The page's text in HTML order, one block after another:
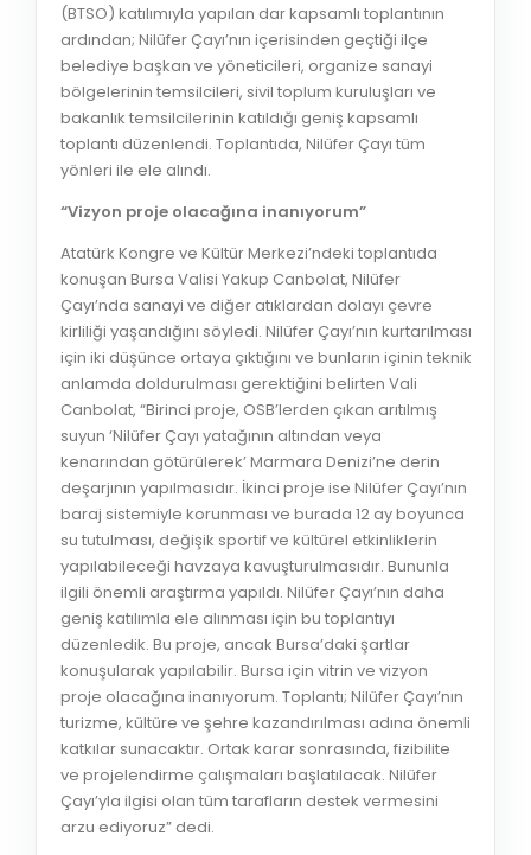
(BTSO) katılımıyla yapılan dar kapsamlı toplantının
ardından; Nilüfer Çayı’nın içerisinden geçtiği ilçe
belediye başkan ve yöneticileri, organize sanayi
bölgelerinin temsilcileri, sivil toplum kuruluşları ve
bakanlık temsilcilerinin katıldığı geniş kapsamlı
toplantı düzenlendi. Toplantıda, Nilüfer Çayı tüm
yönleri ile ele alındı.
“Vizyon proje olacağına inanıyorum”
Atatürk Kongre ve Kültür Merkezi’ndeki toplantıda
konuşan Bursa Valisi Yakup Canbolat, Nilüfer
Çayı’nda sanayi ve diğer atıklardan dolayı çevre
kirliliği yaşandığını söyledi. Nilüfer Çayı’nın kurtarılması
için iki düşünce ortaya çıktığını ve bunların içinin teknik
anlamda doldurulması gerektiğini belirten Vali
Canbolat, “Birinci proje, OSB’lerden çıkan arıtılmış
suyun ‘Nilüfer Çayı yatağının altından veya
kenarından götürülerek’ Marmara Denizi’ne derin
deşarjının yapılmasıdır. İkinci proje ise Nilüfer Çayı’nın
baraj sistemiyle korunması ve burada 12 ay boyunca
su tutulması, değişik sportif ve kültürel etkinliklerin
yapılabileceği havzaya kavuşturulmasıdır. Bununla
ilgili önemli araştırma yapıldı. Nilüfer Çayı’nın daha
geniş katılımla ele alınması için bu toplantıyı
düzenledik. Bu proje, ancak Bursa’daki şartlar
konuşularak yapılabilir. Bursa için vitrin ve vizyon
proje olacağına inanıyorum. Toplantı; Nilüfer Çayı’nın
turizme, kültüre ve şehre kazandırılması adına önemli
katkılar sunacaktır. Ortak karar sonrasında, fizibilite
ve projelendirme çalışmaları başlatılacak. Nilüfer
Çayı’yla ilgisi olan tüm tarafların destek vermesini
arzu ediyoruz” dedi.